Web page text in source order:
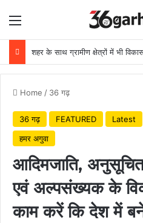
Menu
Home / 36 गढ़
36 गढ़ FEATURED Latest
हमर अगुवा
आदिमजाति, अनुसूचित
एवं अल्पसंख्यक के
काम करें कि देश में